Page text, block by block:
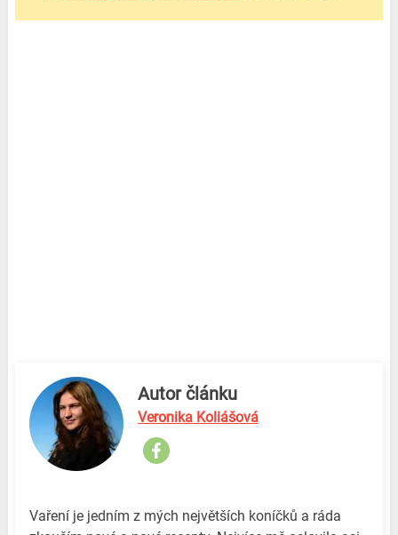
Autor článku
Veronika Koliášová
Vaření je jedním z mých největších koníčků a ráda